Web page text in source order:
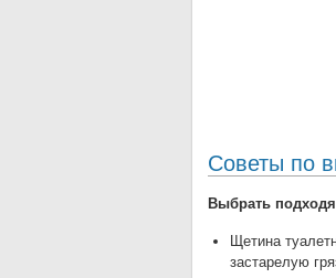
Советы по
Выбрать
Щетина
застарелую